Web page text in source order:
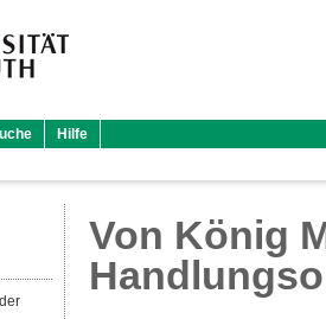
Hilfe
Von König